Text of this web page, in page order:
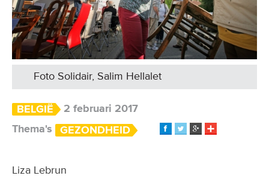
Foto Solidair, Salim Hellalet
BELGIË
2 februari 2017
Thema's
GEZONDHEID
Liza Lebrun